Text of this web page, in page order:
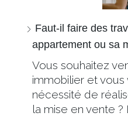
Faut-il faire des
appartement ou sa
Vous souhaitez
immobilier et
nécessité de
la mise en vente ?